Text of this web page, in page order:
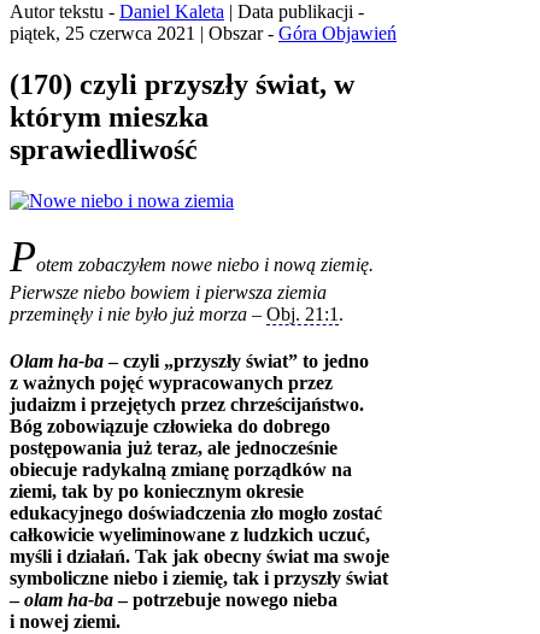
Autor tekstu - Daniel Kaleta | Data publikacji -
piątek, 25 czerwca 2021 | Obszar - Góra Objawień
(170) czyli przyszły świat, w
którym mieszka
sprawiedliwość
Potem zobaczyłem nowe niebo i nową ziemię.
Pierwsze niebo bowiem i pierwsza ziemia
przeminęły i nie było już morza – Obj. 21:1 .
Olam ha-ba– czyli „przyszły świat” to jedno
z ważnych pojęć wypracowanych przez
judaizm i przejętych przez chrześcijaństwo.
Bóg zobowiązuje człowieka do dobrego
postępowania już teraz, ale jednocześnie
obiecuje radykalną zmianę porządków na
ziemi, tak by po koniecznym okresie
edukacyjnego doświadczenia zło mogło zostać
całkowicie wyeliminowane z ludzkich uczuć,
myśli i działań. Tak jak obecny świat ma swoje
symboliczne niebo i ziemię, tak i przyszły świat
–olam ha-ba– potrzebuje nowego nieba
i nowej ziemi.